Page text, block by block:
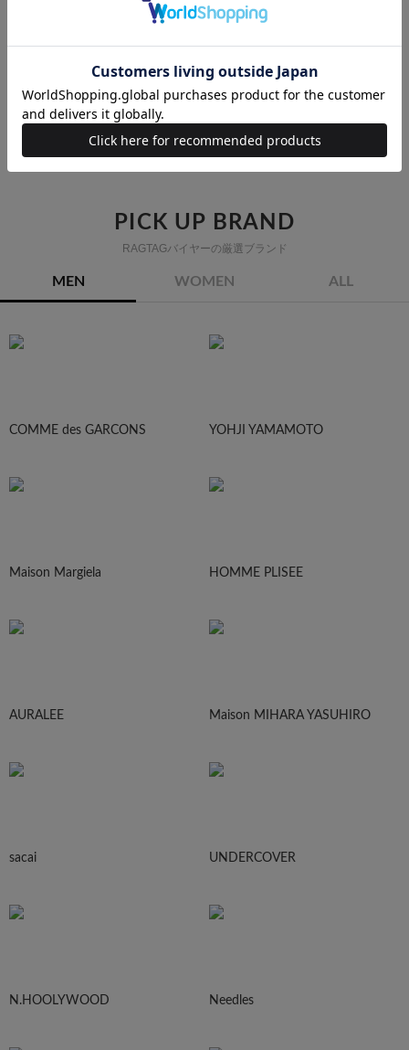
UNDER COVERのブルゾンの他のカテゴリから探す
ライダース ミリタリーブルゾン
デニムジャケット
スタジャン
カバーオール
マウンテンパーカー
ダウンジャケット/ダウンベスト
ブルゾン
PICK UP BRAND
RAGTAGバイヤーの厳選ブランド
MEN WOMEN ALL
COMME des GARCONS YOHJI YAMAMOTO
Maison Margiela HOMME PLISEE
AURALEE Maison MIHARA YASUHIRO
sacai UNDERCOVER
N.HOOLYWOOD Needles